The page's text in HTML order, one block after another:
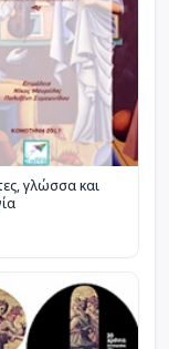
γλώσσα και